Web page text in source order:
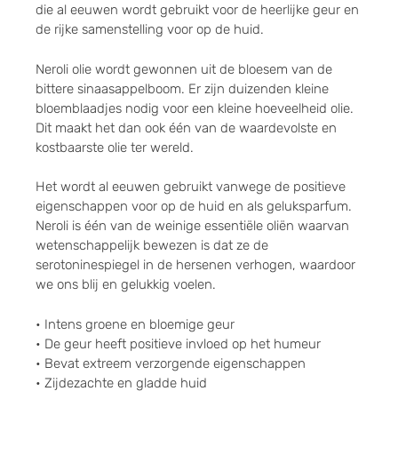
die al eeuwen wordt gebruikt voor de heerlijke geur en
de rijke samenstelling voor op de huid.
Neroli olie wordt gewonnen uit de bloesem van de
bittere sinaasappelboom. Er zijn duizenden kleine
bloemblaadjes nodig voor een kleine hoeveelheid olie.
Dit maakt het dan ook één van de waardevolste en
kostbaarste olie ter wereld.
Het wordt al eeuwen gebruikt vanwege de positieve
eigenschappen voor op de huid en als geluksparfum.
Neroli is één van de weinige essentiële oliën waarvan
wetenschappelijk bewezen is dat ze de
serotoninespiegel in de hersenen verhogen, waardoor
we ons blij en gelukkig voelen.
• Intens groene en bloemige geur
• De geur heeft positieve invloed op het humeur
• Bevat extreem verzorgende eigenschappen
• Zijdezachte en gladde huid